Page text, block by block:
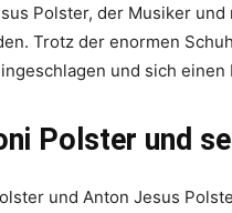
Polster, der Musiker
Trotz der enormen
und sich einen
Polster und
und Anton Jesus